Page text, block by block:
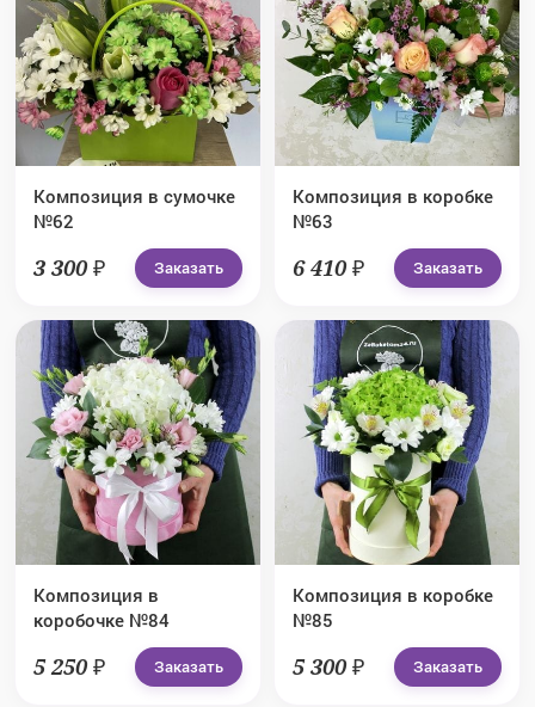
Композиция в сумочке
№62
3 300 ₽ Заказать
Композиция в коробке
№63
6 410 ₽ Заказать
Композиция в
коробочке №84
5 250 ₽ Заказать
Композиция в коробке
№85
5 300 ₽ Заказать